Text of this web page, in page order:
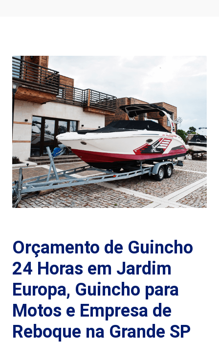
Orçamento de Guincho
24 Horas em Jardim
Europa, Guincho para
Motos e Empresa de
Reboque na Grande SP